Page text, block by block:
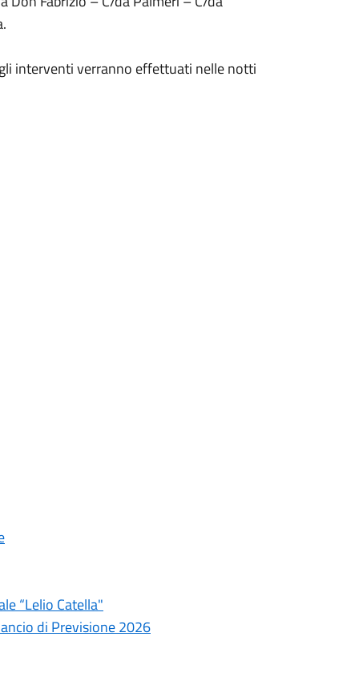
interventi verranno effettuati nelle notti
“Lelio Catella"
di Previsione 2026